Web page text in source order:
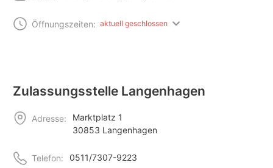
Öffnungszeiten: aktuell geschlossen
Zulassungsstelle Langenhagen
Adresse:
Marktplatz 1
30853 Langenhagen
Telefon: 0511/7307-9223